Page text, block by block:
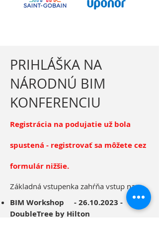
PRIHLÁŠKA NA
NÁRODNÚ BIM
KONFERENCIU
Registrácia na podujatie už bola
spustená - registrovať sa môžete cez
formulár nižšie.
Základná vstupenka zahŕňa vstup na:
BIM Workshop -26.10.2023 -
DoubleTree by Hilton